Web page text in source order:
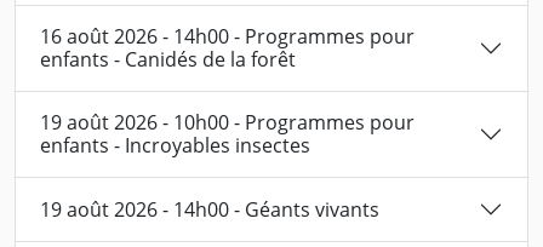
16 août 2026 - 14h00 - Programmes pour
enfants - Canidés de la forêt
19 août 2026 - 10h00 - Programmes pour
enfants - Incroyables insectes
19 août 2026 - 14h00 - Géants vivants